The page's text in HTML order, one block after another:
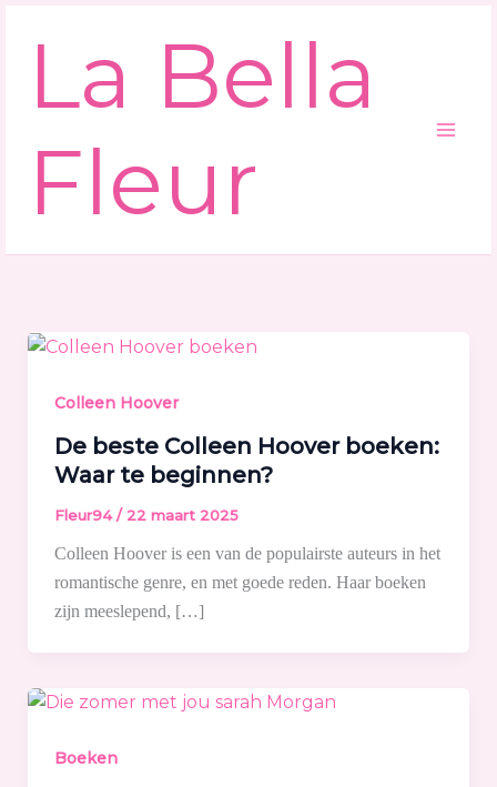
naar
inhoudLa Bella
Fleur
Colleen Hoover
De beste Colleen Hoover boeken:
Waar te beginnen?
Fleur94/ 22 maart 2025
Colleen Hoover is een van de populairste auteurs in het
romantische genre, en met goede reden. Haar boeken
zijn meeslepend, […]
Boeken